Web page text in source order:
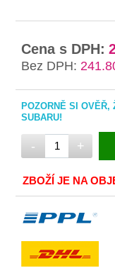
Cena s DPH:
Bez DPH:
POZORNĚ SI
SUBARU!
- +
ZBOŽÍ JE NA